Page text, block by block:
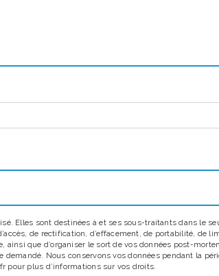
Elles sont destinées à et ses sous-traitants dans le
de rectification, d’effacement, de portabilité, de
ainsi que d’organiser le sort de vos données post-
Nous conservons vos données pendant la
pour plus d’informations sur vos droits.